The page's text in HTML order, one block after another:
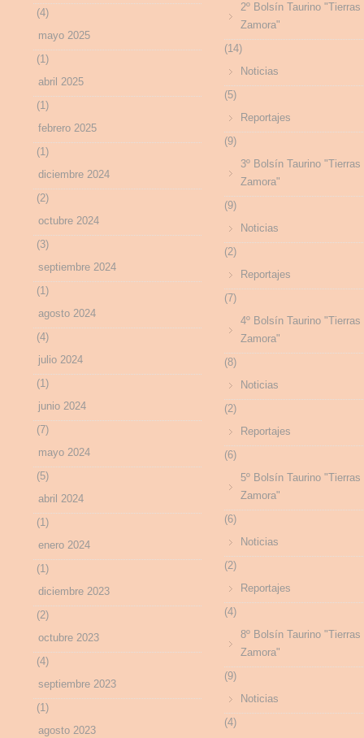
(4)
mayo 2025
(1)
abril 2025
(1)
febrero 2025
(1)
diciembre 2024
(2)
octubre 2024
(3)
septiembre 2024
(1)
agosto 2024
(4)
julio 2024
(1)
junio 2024
(7)
mayo 2024
(5)
abril 2024
(1)
enero 2024
(1)
diciembre 2023
(2)
octubre 2023
(4)
septiembre 2023
(1)
agosto 2023
2º Bolsín Taurino "Tierras
Zamora"
(14)
Noticias
(5)
Reportajes
(9)
3º Bolsín Taurino "Tierras
Zamora"
(9)
Noticias
(2)
Reportajes
(7)
4º Bolsín Taurino "Tierras
Zamora"
(8)
Noticias
(2)
Reportajes
(6)
5º Bolsín Taurino "Tierras
Zamora"
(6)
Noticias
(2)
Reportajes
(4)
8º Bolsín Taurino "Tierras
Zamora"
(9)
Noticias
(4)